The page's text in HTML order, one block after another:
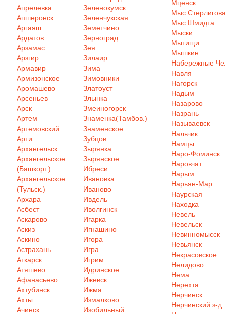
Апрелевка
Апшеронск
Аргаяш
Ардатов
Арзамас
Арзгир
Армавир
Армизонское
Аромашево
Арсеньев
Арск
Артем
Артемовский
Арти
Архангельск
Архангельское
(Башкорт.)
Архангельское
(Тульск.)
Архара
Асбест
Аскарово
Аскиз
Аскино
Астрахань
Аткарск
Атяшево
Афанасьево
Ахтубинск
Ахты
Ачинск
Зеленокумск
Зеленчукская
Земетчино
Зерноград
Зея
Зилаир
Зима
Зимовники
Златоуст
Злынка
Змеиногорск
Знаменка(Тамбов.)
Знаменское
Зубцов
Зырянка
Зырянское
Ибреси
Ивановка
Иваново
Ивдель
Иволгинск
Игарка
Игнашино
Игора
Игра
Игрим
Идринское
Ижевск
Ижма
Измалково
Изобильный
Мценск
Мыс
Мыс Шмидта
Мыски
Мытищи
Мышкин
Набережные
Навля
Нагорск
Надым
Назарово
Назрань
Называевск
Нальчик
Намцы
Наро-Фоминск
Наровчат
Нарым
Нарьян-Мар
Наурская
Находка
Невель
Невельск
Невинномысск
Невьянск
Некрасовское
Нелидово
Нема
Нерехта
Нерчинск
Нерчинский з-д